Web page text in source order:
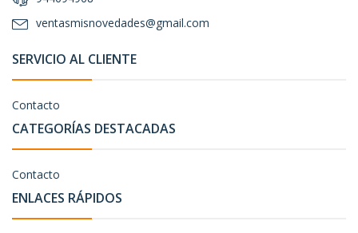
ventasmisnovedades@gmail.com
SERVICIO AL CLIENTE
Contacto
CATEGORÍAS DESTACADAS
Contacto
ENLACES RÁPIDOS